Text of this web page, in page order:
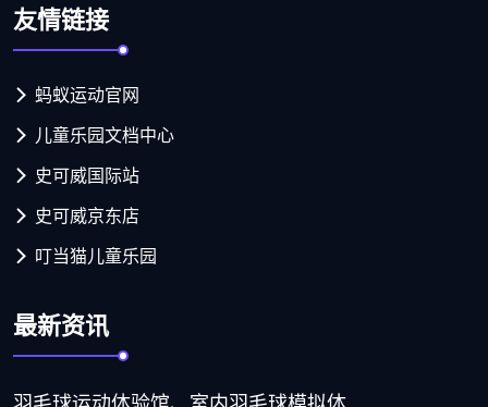
友情链接
蚂蚁运动官网
儿童乐园文档中心
史可威国际站
史可威京东店
叮当猫儿童乐园
最新资讯